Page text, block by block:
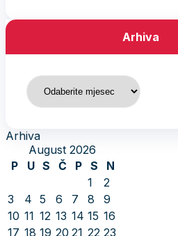
Arhiva
Arhiva
Arhiva
August 2026
P
U S Č P S
N
1
2
3
4 5 6 7 8
9
10 11 12 13 14 15 16
17 18 19 20 21 22 23